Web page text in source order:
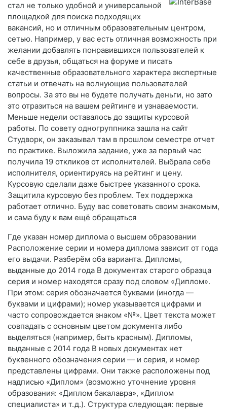
стал не только удобной и универсальной
площадкой для поиска подходящих
вакансий, но и отличным образовательным центром,
сетью. Например, у вас есть отличная возможность при
желании добавлять понравившихся пользователей к
себе в друзья, общаться на форуме и писать
качественные образовательного характера экспертные
статьи и отвечать на волнующие пользователей
вопросы. За это вы не будете получать деньги, но зато
это отразиться на вашем рейтинге и узнаваемости.
Меньше недели оставалось до защиты курсовой
работы. По совету одногруппника зашла на сайт
Студворк, он заказывал там в прошлом семестре отчет
по практике. Выложила задание, уже за первый час
получила 19 откликов от исполнителей. Выбрала себе
исполнителя, ориентируясь на рейтинг и цену.
Курсовую сделали даже быстрее указанного срока.
Защитила курсовую без проблем. Тех поддержка
работает отлично. Буду вас советовать своим знакомым,
и сама буду к вам ещё обращаться
Где указан номер диплома о высшем образовании
Расположение серии и номера диплома зависит от года
его выдачи. Разберём оба варианта. Дипломы,
выданные до 2014 года В документах старого образца
серия и номер находятся сразу под словом «Диплом».
При этом: серия обозначается буквами (иногда —
буквами и цифрами); номер указывается цифрами и
часто сопровождается знаком «№». Цвет текста может
совпадать с основным цветом документа либо
выделяться (например, быть красным). Дипломы,
выданные с 2014 года В новых документах нет
буквенного обозначения серии — и серия, и номер
представлены цифрами. Они также расположены под
надписью «Диплом» (возможно уточнение уровня
образования: «Диплом бакалавра», «Диплом
специалиста» и т. д.). Структура следующая: первые